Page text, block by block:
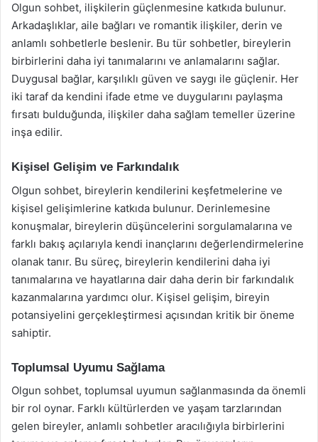
Olgun sohbet, ilişkilerin güçlenmesine katkıda bulunur.
Arkadaşlıklar, aile bağları ve romantik ilişkiler, derin ve
anlamlı sohbetlerle beslenir. Bu tür sohbetler, bireylerin
birbirlerini daha iyi tanımalarını ve anlamalarını sağlar.
Duygusal bağlar, karşılıklı güven ve saygı ile güçlenir. Her
iki taraf da kendini ifade etme ve duygularını paylaşma
fırsatı bulduğunda, ilişkiler daha sağlam temeller üzerine
inşa edilir.
Kişisel Gelişim ve Farkındalık
Olgun sohbet, bireylerin kendilerini keşfetmelerine ve
kişisel gelişimlerine katkıda bulunur. Derinlemesine
konuşmalar, bireylerin düşüncelerini sorgulamalarına ve
farklı bakış açılarıyla kendi inançlarını değerlendirmelerine
olanak tanır. Bu süreç, bireylerin kendilerini daha iyi
tanımalarına ve hayatlarına dair daha derin bir farkındalık
kazanmalarına yardımcı olur. Kişisel gelişim, bireyin
potansiyelini gerçekleştirmesi açısından kritik bir öneme
sahiptir.
Toplumsal Uyumu Sağlama
Olgun sohbet, toplumsal uyumun sağlanmasında da önemli
bir rol oynar. Farklı kültürlerden ve yaşam tarzlarından
gelen bireyler, anlamlı sohbetler aracılığıyla birbirlerini